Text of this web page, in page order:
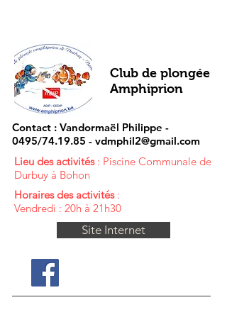
Club de plongée
Amphiprion
Contact : Vandormaël Philippe -
0495/74.19.85 - vdmphil2@gmail.com
Lieu des activités : Piscine Communale de
Durbuy à Bohon
Horaires des activités :
Vendredi : 20h à 21h30
Site Internet